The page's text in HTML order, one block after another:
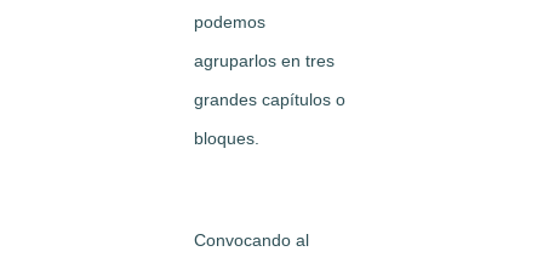
podemos
agruparlos en tres
grandes capítulos o
bloques.
Convocando al